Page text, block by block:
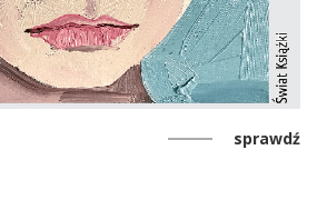
sprawdź